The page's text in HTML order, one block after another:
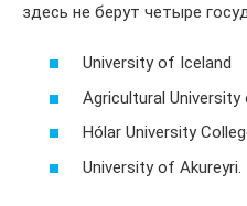
здесь не берут четыре
University of Iceland
Agricultural University
Hólar University
University of Akureyri.